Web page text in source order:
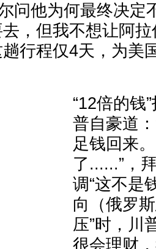
问他为何最终决定
，但我不想让阿
行程仅4天，为美
“12倍的钱
普自豪道
足钱回来
了......”，
调“这不是
向（俄罗
压”时，川
很会理财